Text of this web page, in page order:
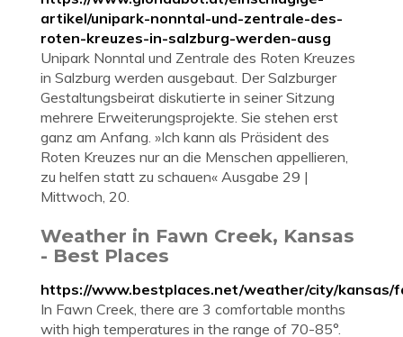
artikel/unipark-nonntal-und-zentrale-des-
roten-kreuzes-in-salzburg-werden-ausg
Unipark Nonntal und Zentrale des Roten Kreuzes
in Salzburg werden ausgebaut. Der Salzburger
Gestaltungsbeirat diskutierte in seiner Sitzung
mehrere Erweiterungsprojekte. Sie stehen erst
ganz am Anfang. »Ich kann als Präsident des
Roten Kreuzes nur an die Menschen appellieren,
zu helfen statt zu schauen« Ausgabe 29 |
Mittwoch, 20.
Weather in Fawn Creek, Kansas
- Best Places
https://www.bestplaces.net/weather/city/kansas/
In Fawn Creek, there are 3 comfortable months
with high temperatures in the range of 70-85°.